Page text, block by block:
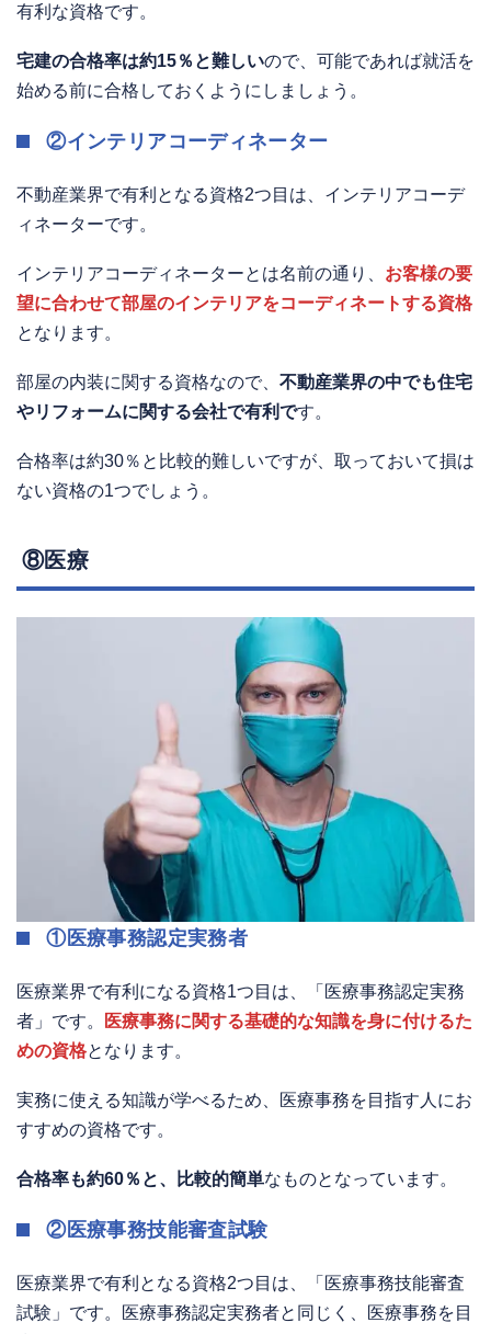
有利な資格です。
宅建の合格率は約15％と難しいので、可能であれば就活を
始める前に合格しておくようにしましょう。
②インテリアコーディネーター
不動産業界で有利となる資格2つ目は、インテリアコーデ
ィネーターです。
インテリアコーディネーターとは名前の通り、 お客様の要
望に合わせて部屋のインテリアをコーディネートする資格
となります。
部屋の内装に関する資格なので、 不動産業界の中でも住宅
やリフォームに関する会社で有利です。
合格率は約30％と比較的難しいですが、取っておいて損は
ない資格の1つでしょう。
⑧医療
①医療事務認定実務者
医療業界で有利になる資格1つ目は、「医療事務認定実務
者」です。
医療事務に関する基礎的な知識を身に付けるた
めの資格となります。
実務に使える知識が学べるため、医療事務を目指す人にお
すすめの資格です。
合格率も約60％と、比較的簡単なものとなっています。
②医療事務技能審査試験
医療業界で有利となる資格2つ目は、「医療事務技能審査
試験」です。医療事務認定実務者と同じく、医療事務を目